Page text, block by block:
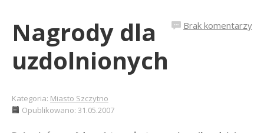
Brak komentarzy
Nagrody dla
uzdolnionych
Kategoria: Miasto Szczytno
Opublikowano: 31.05.2007